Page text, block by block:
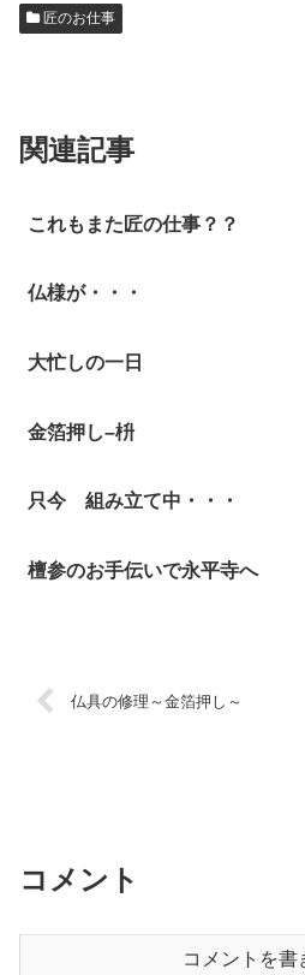
匠のお仕事
関連記事
これもまた匠の仕事？？
仏様が・・・
大忙しの一日
金箔押し–枡
只今 組み立て中・・・
檀参のお手伝いで永平寺へ
仏具の修理～金箔押し～
コメント
コメントを書